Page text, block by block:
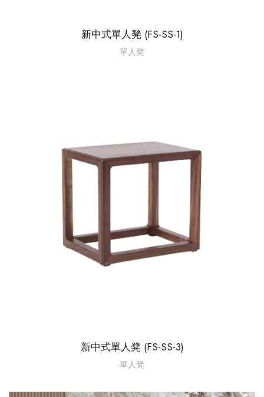
新中式單人凳 (FS-SS-1)
單人凳
新中式單人凳 (FS-SS-3)
單人凳